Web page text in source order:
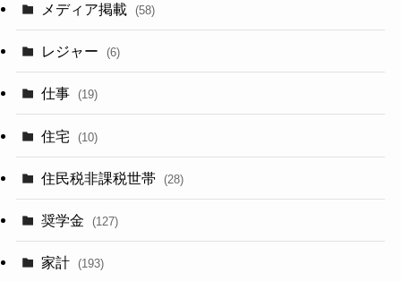
メディア掲載 (58)
レジャー (6)
仕事 (19)
住宅 (10)
住民税非課税世帯 (28)
奨学金 (127)
家計 (193)